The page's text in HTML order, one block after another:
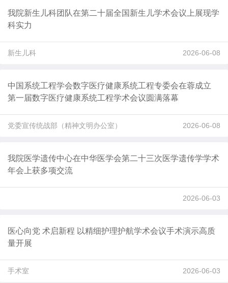
我院新生儿科团队在第二十届全国新生儿学术会议上展现学
科实力
新生儿科 2026-06-08
中国系统工程学会数字医疗健康系统工程专委会在蓉成立
第一届数字医疗健康系统工程学术会议圆满落幕
党委宣传统战部（精神文明办公室） 2026-06-08
我院医学遗传中心在中华医学会第二十三次医学遗传学学术
年会上获多项交流
2026-06-03
医心向党 术启新程 以精细护理护航学术会议手术演示高质
量开展
手术室 2026-06-03